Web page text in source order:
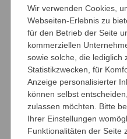
Wir verwenden Cookies,
Webseiten-Erlebnis zu
für den Betrieb der Seite
kommerziellen
sowie solche, die lediglich
Statistikzwecken, für
Anzeige personalisierter
können selbst
zulassen möchten. Bitte
Ihrer Einstellungen
Funktionalitäten der Seite